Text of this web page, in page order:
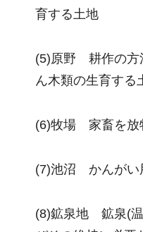
育する土地
(5)原野 耕作の方
ん木類の生育する
(6)牧場 家畜を放
(7)池沼 かんがい
(8)鉱泉地 鉱泉(温